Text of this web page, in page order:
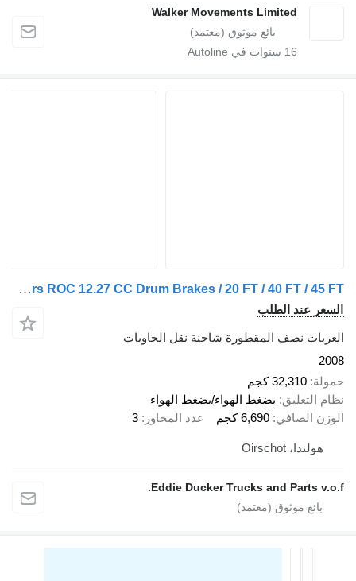
Walker Movements Limited
سنوات في Autoline
Renders ROC 12.27 CC Drum Brakes / 20 FT / 40 FT / 45 FT
عند الطلب
نصف المقطورة شاحنة نقل الحاويات
32,310 كجم
التعليق بضغط الهواء/بضغط الهواء
الصافي 6,690 كجم عدد المحاور 3
هولندا، Oirschot
Eddie Ducker Trucks and Parts